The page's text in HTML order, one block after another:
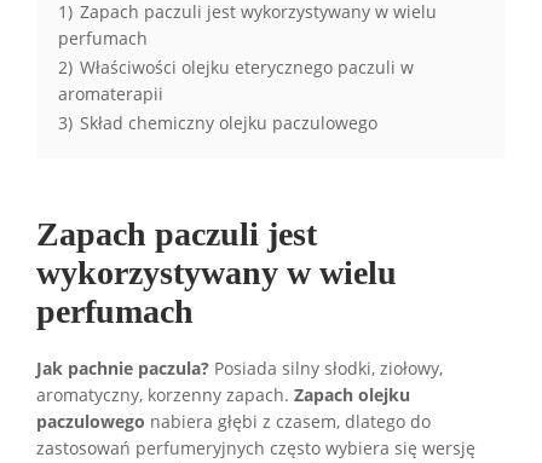
1) Zapach paczuli jest wykorzystywany w wielu
perfumach
2) Właściwości olejku eterycznego paczuli w
aromaterapii
3) Skład chemiczny olejku paczulowego
Zapach paczuli jest
wykorzystywany w wielu
perfumach
Jak pachnie paczula? Posiada silny słodki, ziołowy,
aromatyczny, korzenny zapach. Zapach olejku
paczulowego nabiera głębi z czasem, dlatego do
zastosowań perfumeryjnych często wybiera się wersję